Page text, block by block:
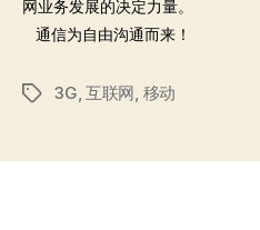
网业务发展的决定力量。
通信为自由沟通而来！
标
3G 互联网 移动